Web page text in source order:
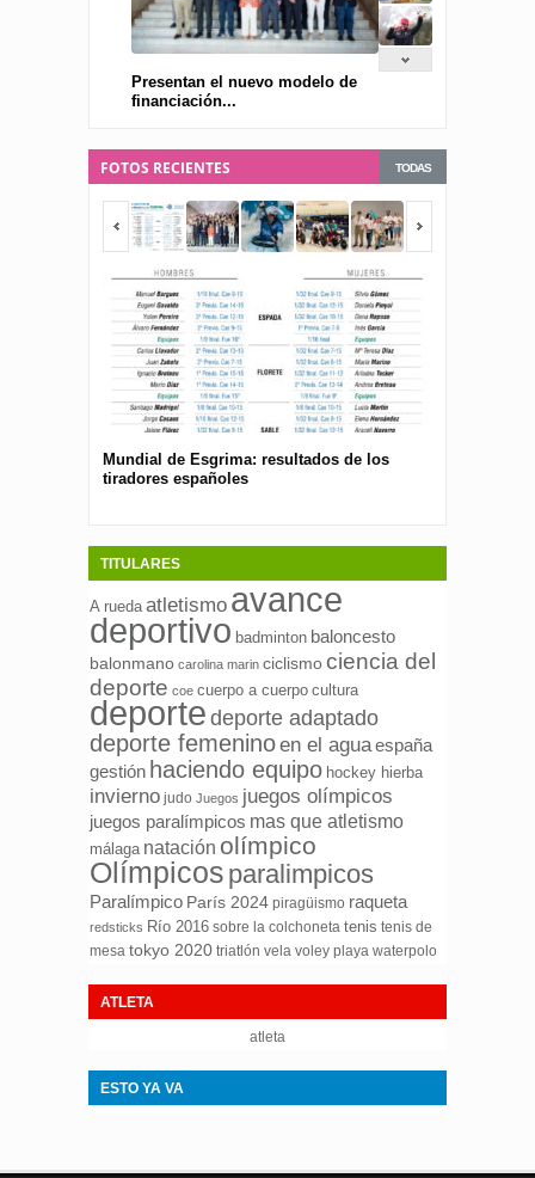
Presentan el nuevo modelo de
financiación...
TODAS
FOTOS RECIENTES
Mundial de Esgrima: resultados de los
tiradores españoles
TITULARES
A rueda atletismo avance
deportivo badminton baloncesto
balonmano carolina marin ciclismociencia del
deporte coe cuerpo a cuerpo cultura
deportedeporte adaptado
deporte femeninoen el aguaespaña
gestión haciendo equipo hockey hierba
invierno judo Juegos juegos olímpicos
juegos paralímpicos mas que atletismo
málaga natación olímpico
Olímpicos paralimpicos
Paralímpico París 2024 piragüismo raqueta
redsticks Río 2016 sobre la colchoneta tenis tenis de
mesa tokyo 2020 triatlón vela voley playa waterpolo
ATLETA
atleta
ESTO YA VA